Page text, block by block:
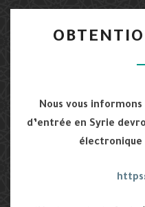
Nous vous informons
d’entrée en Syrie
électronique